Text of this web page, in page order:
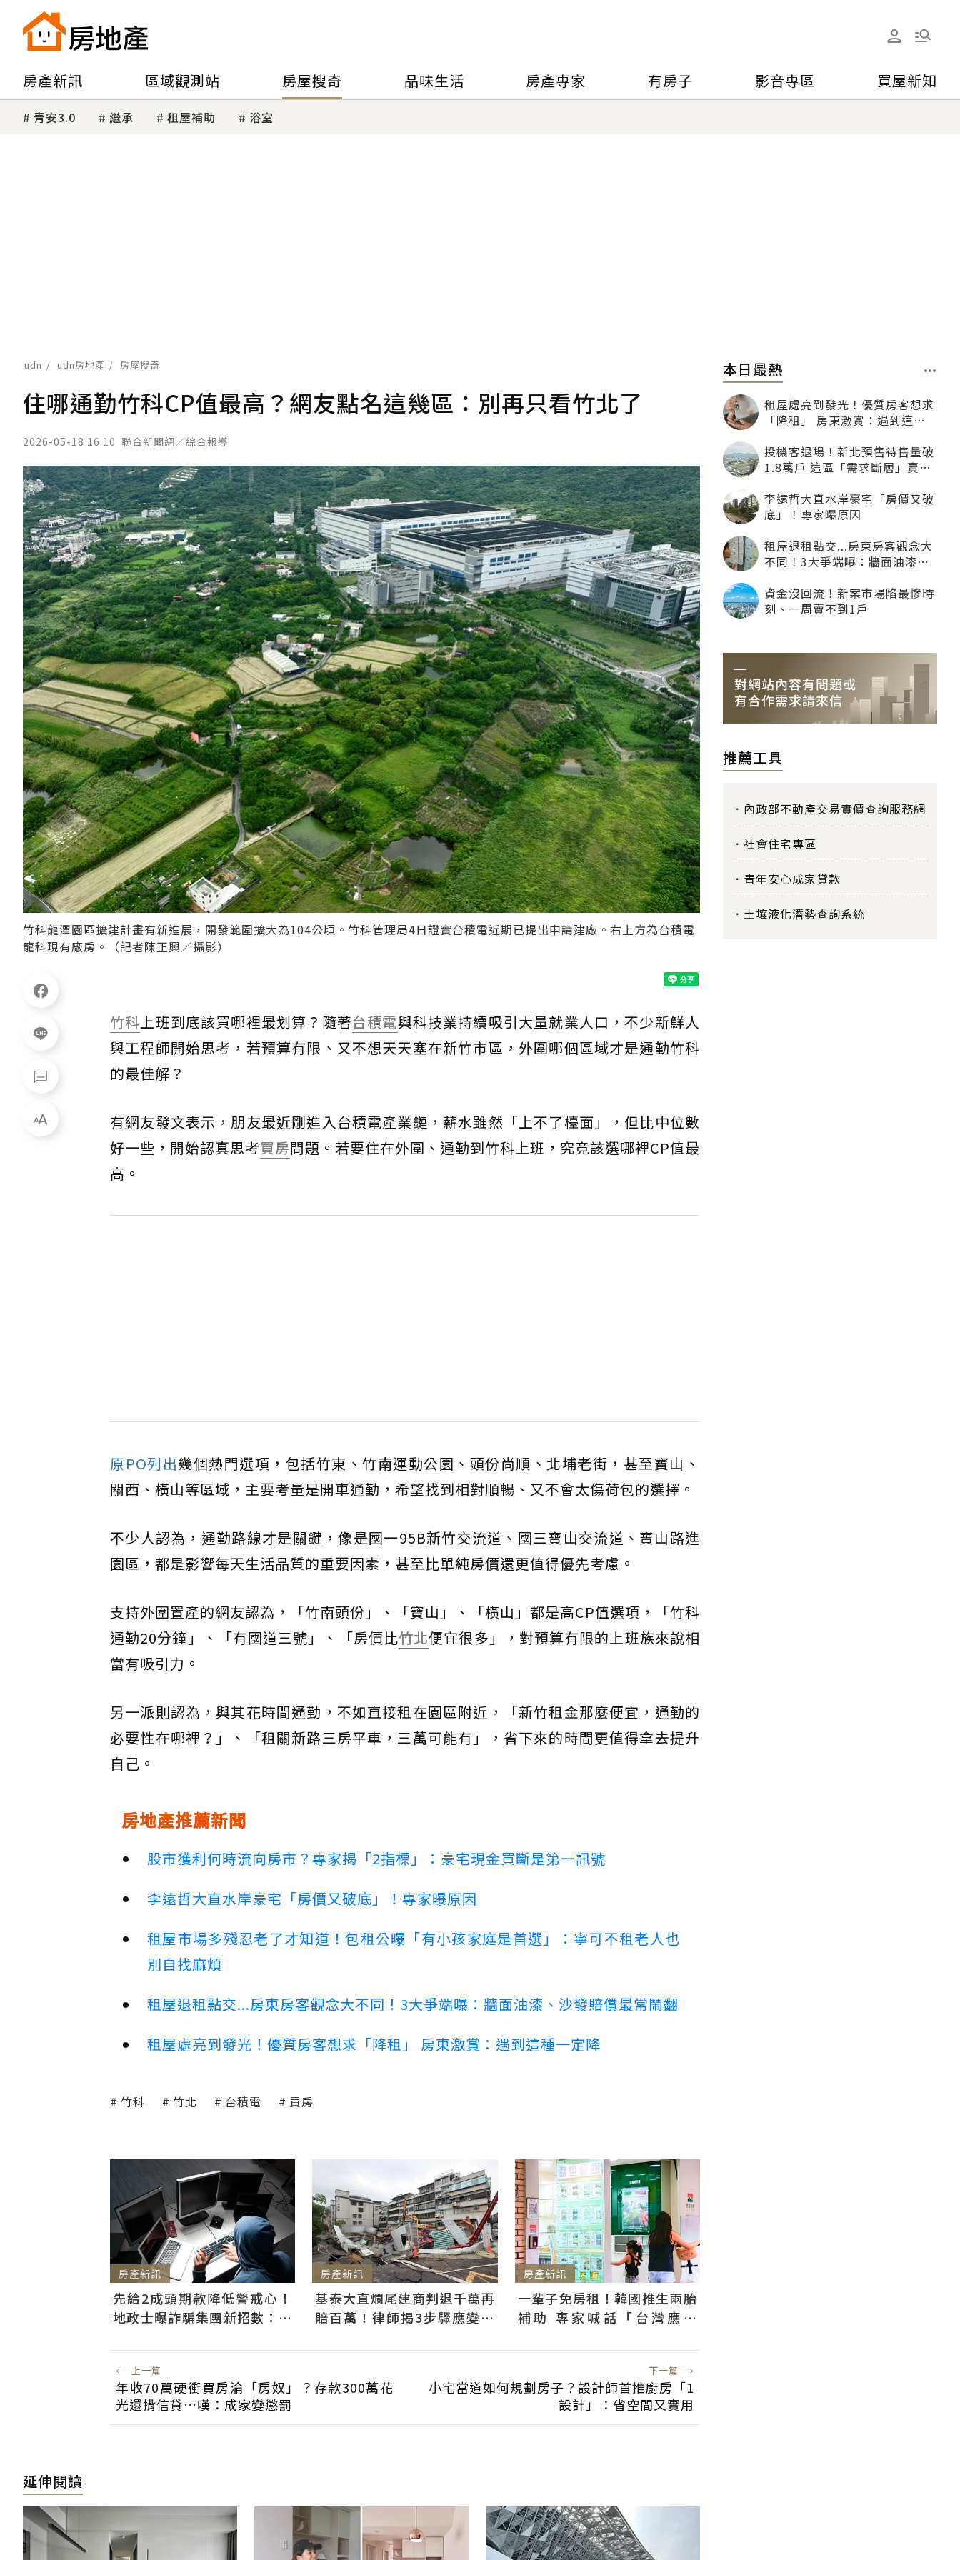
房產新訊 區域觀測站 房屋搜奇 品味生活 房產專家 有房子 影音專區 買屋新知
青安3.0 繼承 租屋補助 浴室
udn udn房地產 房屋搜奇
住哪通勤竹科CP值最高？網友點名這幾區：別再只看竹北了
2026-05-18 16:10 聯合新聞網／綜合報導
竹科龍潭園區擴建計畫有新進展，開發範圍擴大為104公頃。竹科管理局4日證實台積電近期已提出申請建廠。右上方為台積電
龍科現有廠房。（記者陳正興／攝影）
竹科上班到底該買哪裡最划算？隨著台積電與科技業持續吸引大量就業人口，不少新鮮人
與工程師開始思考，若預算有限、又不想天天塞在新竹市區，外圍哪個區域才是通勤竹科
的最佳解？
有網友發文表示，朋友最近剛進入台積電產業鏈，薪水雖然「上不了檯面」，但比中位數
好一些，開始認真思考買房問題。若要住在外圍、通勤到竹科上班，究竟該選哪裡CP值最
高。
原PO列出幾個熱門選項，包括竹東、竹南運動公園、頭份尚順、北埔老街，甚至寶山、
關西、橫山等區域，主要考量是開車通勤，希望找到相對順暢、又不會太傷荷包的選擇。
不少人認為，通勤路線才是關鍵，像是國一95B新竹交流道、國三寶山交流道、寶山路進
園區，都是影響每天生活品質的重要因素，甚至比單純房價還更值得優先考慮。
支持外圍置產的網友認為，「竹南頭份」、「寶山」、「橫山」都是高CP值選項，「竹科
通勤20分鐘」、「有國道三號」、「房價比竹北便宜很多」，對預算有限的上班族來說相
當有吸引力。
另一派則認為，與其花時間通勤，不如直接租在園區附近，「新竹租金那麼便宜，通勤的
必要性在哪裡？」、「租關新路三房平車，三萬可能有」，省下來的時間更值得拿去提升
自己。
房地產推薦新聞
股市獲利何時流向房市？專家揭「2指標」：豪宅現金買斷是第一訊號
李遠哲大直水岸豪宅「房價又破底」！專家曝原因
租屋市場多殘忍老了才知道！包租公曝「有小孩家庭是首選」：寧可不租老人也
別自找麻煩
租屋退租點交...房東房客觀念大不同！3大爭端曝：牆面油漆、沙發賠償最常鬧翻
租屋處亮到發光！優質房客想求「降租」 房東激賞：遇到這種一定降
竹科 竹北 台積電 買房
房產新訊
先給2成頭期款降低警戒心！
地政士曝詐騙集團新招數：偷
房產新訊
基泰大直爛尾建商判退千萬再
賠百萬！律師揭3步驟應變：
房產新訊
一輩子免房租！韓國推生兩胎
補助 專家喊話「台灣應學
← 上一篇
年收70萬硬衝買房淪「房奴」？存款300萬花
光還揹信貸…嘆：成家變懲罰
下一篇 →
小宅當道如何規劃房子？設計師首推廚房「1
設計」：省空間又實用
延伸閱讀
本日最熱
租屋處亮到發光！優質房客想求
「降租」 房東激賞：遇到這種
投機客退場！新北預售待售量破
1.8萬戶 這區「需求斷層」賣壓
李遠哲大直水岸豪宅「房價又破
底」！專家曝原因
租屋退租點交...房東房客觀念大
不同！3大爭端曝：牆面油漆、
資金沒回流！新案市場陷最慘時
刻、一周賣不到1戶
推薦工具
內政部不動產交易實價查詢服務網
社會住宅專區
青年安心成家貸款
土壤液化潛勢查詢系統